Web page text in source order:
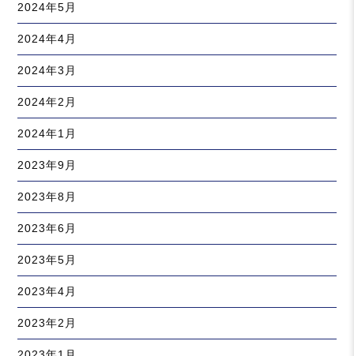
2024年5月
2024年4月
2024年3月
2024年2月
2024年1月
2023年9月
2023年8月
2023年6月
2023年5月
2023年4月
2023年2月